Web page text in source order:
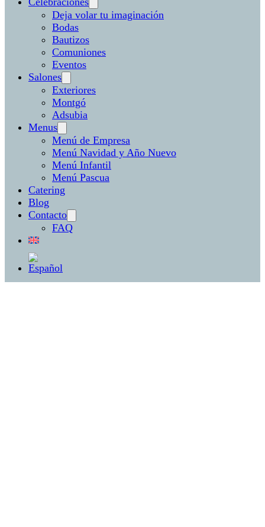
Deja volar tu imaginación
Bodas
Bautizos
Comuniones
Eventos
Salones
Exteriores
Montgó
Adsubia
Menus
Menú de Empresa
Menú Navidad y Año Nuevo
Menú Infantil
Menú Pascua
Catering
Blog
Contacto
FAQ